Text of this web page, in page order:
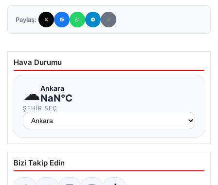
Paylaş:
Hava Durumu
☁Ankara
NaN°C
ŞEHIR SEÇ
Bizi Takip Edin